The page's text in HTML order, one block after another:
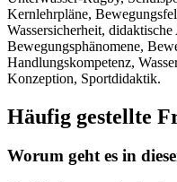
Kernlehrpläne,
Wassersicherheit,
Bewegungsphänomene,
Handlungskompetenz,
Konzeption, Sportdidaktik.
Häufig gestellte
Worum geht es in